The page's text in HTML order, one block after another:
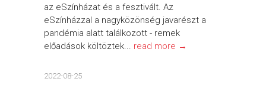
az eSzínházat és a fesztivált. Az
eSzínházzal a nagyközönség javarészt a
pandémia alatt találkozott - remek
előadások költöztek... read more →
2022-08-25